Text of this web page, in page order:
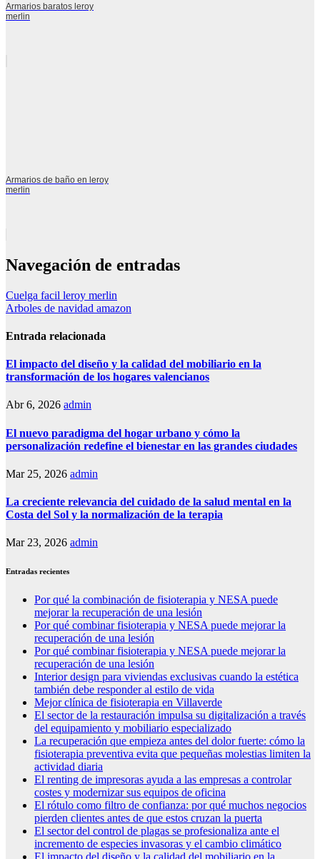
Armarios baratos leroy
merlin
Armarios de baño en leroy
merlin
Navegación de entradas
Cuelga facil leroy merlin
Arboles de navidad amazon
Entrada relacionada
El impacto del diseño y la calidad del mobiliario en la
transformación de los hogares valencianos
Abr 6, 2026 admin
El nuevo paradigma del hogar urbano y cómo la
personalización redefine el bienestar en las grandes ciudades
Mar 25, 2026 admin
La creciente relevancia del cuidado de la salud mental en la
Costa del Sol y la normalización de la terapia
Mar 23, 2026 admin
Entradas recientes
Por qué la combinación de fisioterapia y NESA puede
mejorar la recuperación de una lesión
Por qué combinar fisioterapia y NESA puede mejorar la
recuperación de una lesión
Por qué combinar fisioterapia y NESA puede mejorar la
recuperación de una lesión
Interior design para viviendas exclusivas cuando la estética
también debe responder al estilo de vida
Mejor clínica de fisioterapia en Villaverde
El sector de la restauración impulsa su digitalización a través
del equipamiento y mobiliario especializado
La recuperación que empieza antes del dolor fuerte: cómo la
fisioterapia preventiva evita que pequeñas molestias limiten la
actividad diaria
El renting de impresoras ayuda a las empresas a controlar
costes y modernizar sus equipos de oficina
El rótulo como filtro de confianza: por qué muchos negocios
pierden clientes antes de que estos cruzan la puerta
El sector del control de plagas se profesionaliza ante el
incremento de especies invasoras y el cambio climático